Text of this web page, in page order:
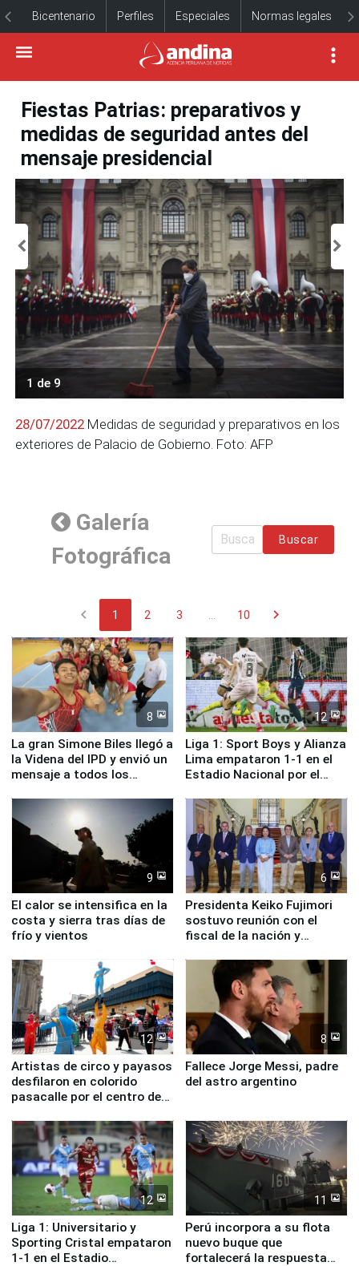
Bicentenario Perfiles Especiales Normas legales
Fiestas Patrias: preparativos y
medidas de seguridad antes del
mensaje presidencial
1 de 9
28/07/2022 Medidas de seguridad y preparativos en los
exteriores de Palacio de Gobierno. Foto: AFP
Galería
Fotográfica
Buscar
chevron_left 1 2 3 10 chevron_right
8
La gran Simone Biles llegó a
la Videna del IPD y envió un
mensaje a todos los
12
Liga 1: Sport Boys y Alianza
Lima empataron 1-1 en el
Estadio Nacional por el
9
El calor se intensifica en la
costa y sierra tras días de
frío y vientos
6
Presidenta Keiko Fujimori
sostuvo reunión con el
fiscal de la nación y
12
Artistas de circo y payasos
desfilaron en colorido
pasacalle por el centro de
8
Fallece Jorge Messi, padre
del astro argentino
12
Liga 1: Universitario y
Sporting Cristal empataron
1-1 en el Estadio
11
Perú incorpora a su flota
nuevo buque que
fortalecerá la respuesta